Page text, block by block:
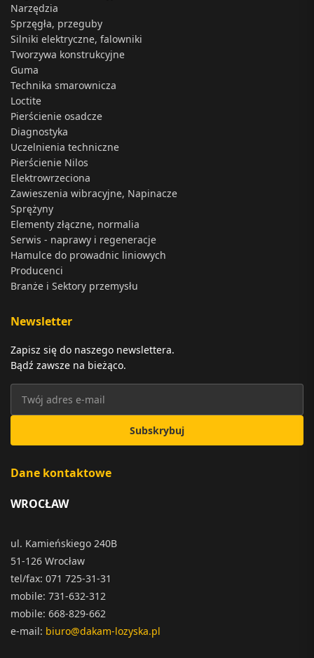
Narzędzia
Sprzęgła, przeguby
Silniki elektryczne, falowniki
Tworzywa konstrukcyjne
Guma
Technika smarownicza
Loctite
Pierścienie osadcze
Diagnostyka
Uczelnienia techniczne
Pierścienie Nilos
Elektrowrzeciona
Zawieszenia wibracyjne, Napinacze
Sprężyny
Elementy złączne, normalia
Serwis - naprawy i regeneracje
Hamulce do prowadnic liniowych
Producenci
Branże i Sektory przemysłu
Newsletter
Zapisz się do naszego newslettera.
Bądź zawsze na bieżąco.
Subskrybuj
Dane kontaktowe
WROCŁAW
ul. Kamieńskiego 240B
51-126 Wrocław
tel/fax: 071 725-31-31
mobile: 731-632-312
mobile: 668-829-662
e-mail: biuro@dakam-lozyska.pl